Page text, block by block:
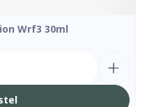
Wrf3 30ml